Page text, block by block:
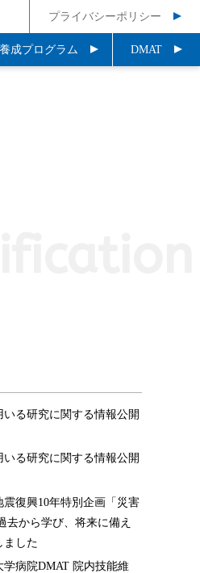
プライバシーポリシー
成プログラム DMAT
る研究に関する情報公開
る研究に関する情報公開
震復興10年特別企画「災害
去から学び、将来に備え
ました
学病院DMAT 院内技能維